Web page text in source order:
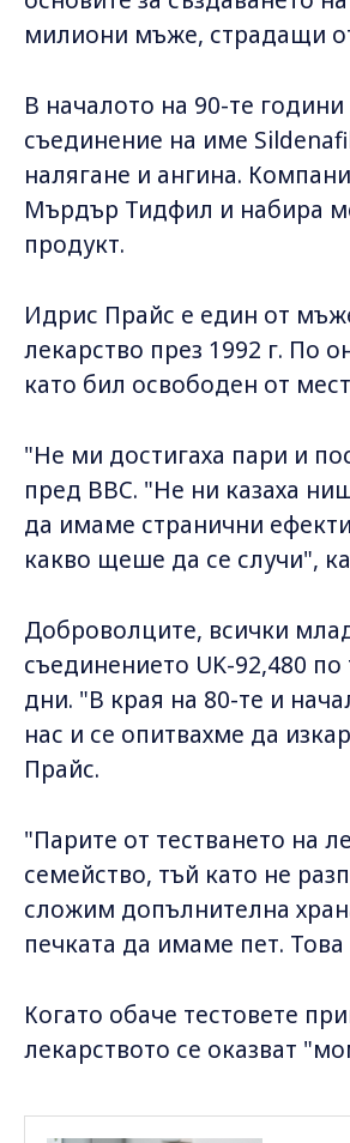
милиони мъже, страдащи
В началото на 90-те
съединение на име
налягане и ангина.
Мърдър Тидфил и набира
продукт.
Идрис Прайс е един от
лекарство през 1992 г. По
като бил освободен от
"Не ми достигаха пари и
пред BBC. "Не ни казаха
да имаме странични
какво щеше да се случи",
Доброволците, всички
съединението UK-92,480
дни. "В края на 80-те и
нас и се опитвахме да
Прайс.
"Парите от тестването на
семейство, тъй като не
сложим допълнителна
печката да имаме пет.
Когато обаче тестовете
лекарството се оказват